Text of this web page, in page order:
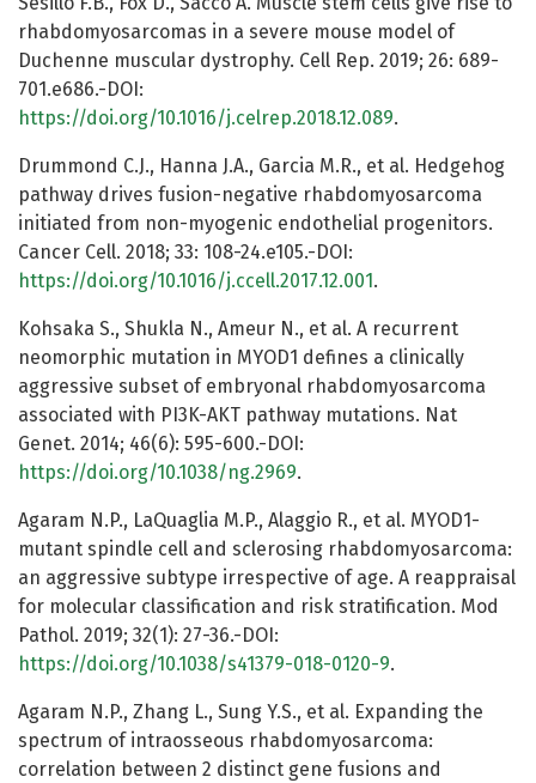
rhabdomyosarcomas in a severe mouse model of
Duchenne muscular dystrophy. Cell Rep. 2019; 26: 689-
701.e686.-DOI:
https://doi.org/10.1016/j.celrep.2018.12.089.
Drummond C.J., Hanna J.A., Garcia M.R., et al. Hedgehog
pathway drives fusion-negative rhabdomyosarcoma
initiated from non-myogenic endothelial progenitors.
Cancer Cell. 2018; 33: 108-24.e105.-DOI:
https://doi.org/10.1016/j.ccell.2017.12.001 .
Kohsaka S., Shukla N., Ameur N., et al. A recurrent
neomorphic mutation in MYOD1 defines a clinically
aggressive subset of embryonal rhabdomyosarcoma
associated with PI3K-AKT pathway mutations. Nat
Genet. 2014; 46(6): 595-600.-DOI:
https://doi.org/10.1038/ng.2969.
Agaram N.P., LaQuaglia M.P., Alaggio R., et al. MYOD1-
mutant spindle cell and sclerosing rhabdomyosarcoma:
an aggressive subtype irrespective of age. A reappraisal
for molecular classification and risk stratification. Mod
Pathol. 2019; 32(1): 27-36.-DOI:
https://doi.org/10.1038/s41379-018-0120-9.
Agaram N.P., Zhang L., Sung Y.S., et al. Expanding the
spectrum of intraosseous rhabdomyosarcoma:
correlation between 2 distinct gene fusions and